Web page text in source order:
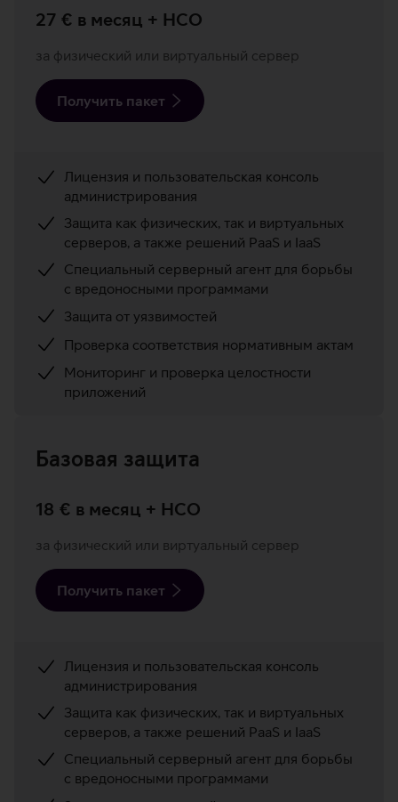
27 € в месяц + НСО
за физический или виртуальный сервер
Получить пакет
Лицензия и пользовательская консоль
администрирования
Защита как физических, так и виртуальных
серверов, а также решений PaaS и IaaS
Специальный серверный агент для борьбы
с вредоносными программами
Защита от уязвимостей
Проверка соответствия нормативным актам
Мониторинг и проверка целостности
приложений
Базовая защита
18 € в месяц + НСО
за физический или виртуальный сервер
Получить пакет
Лицензия и пользовательская консоль
администрирования
Защита как физических, так и виртуальных
серверов, а также решений PaaS и IaaS
Специальный серверный агент для борьбы
с вредоносными программами